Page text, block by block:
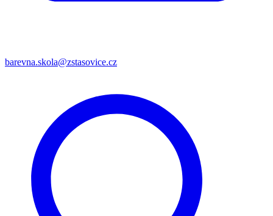
barevna.skola@zstasovice.cz